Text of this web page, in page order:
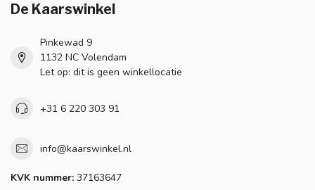
De Kaarswinkel
Pinkewad 9
1132 NC Volendam
Let op: dit is geen winkellocatie
+31 6 220 303 91
info@kaarswinkel.nl
KVK nummer: 37163647